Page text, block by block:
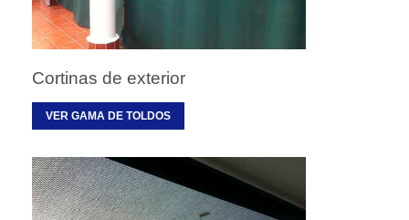
Cortinas de exterior
VER GAMA DE TOLDOS